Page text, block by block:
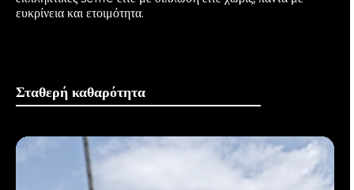
ευκρίνεια και ετοιμότητα.
Σταθερή καθαρότητα